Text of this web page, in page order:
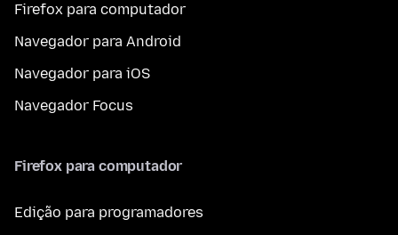
Firefox para computador
Navegador para Android
Navegador para iOS
Navegador Focus
Firefox para computador
Edição para programadores